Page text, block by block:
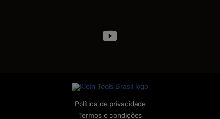
Política de privacidade
Termos e condições